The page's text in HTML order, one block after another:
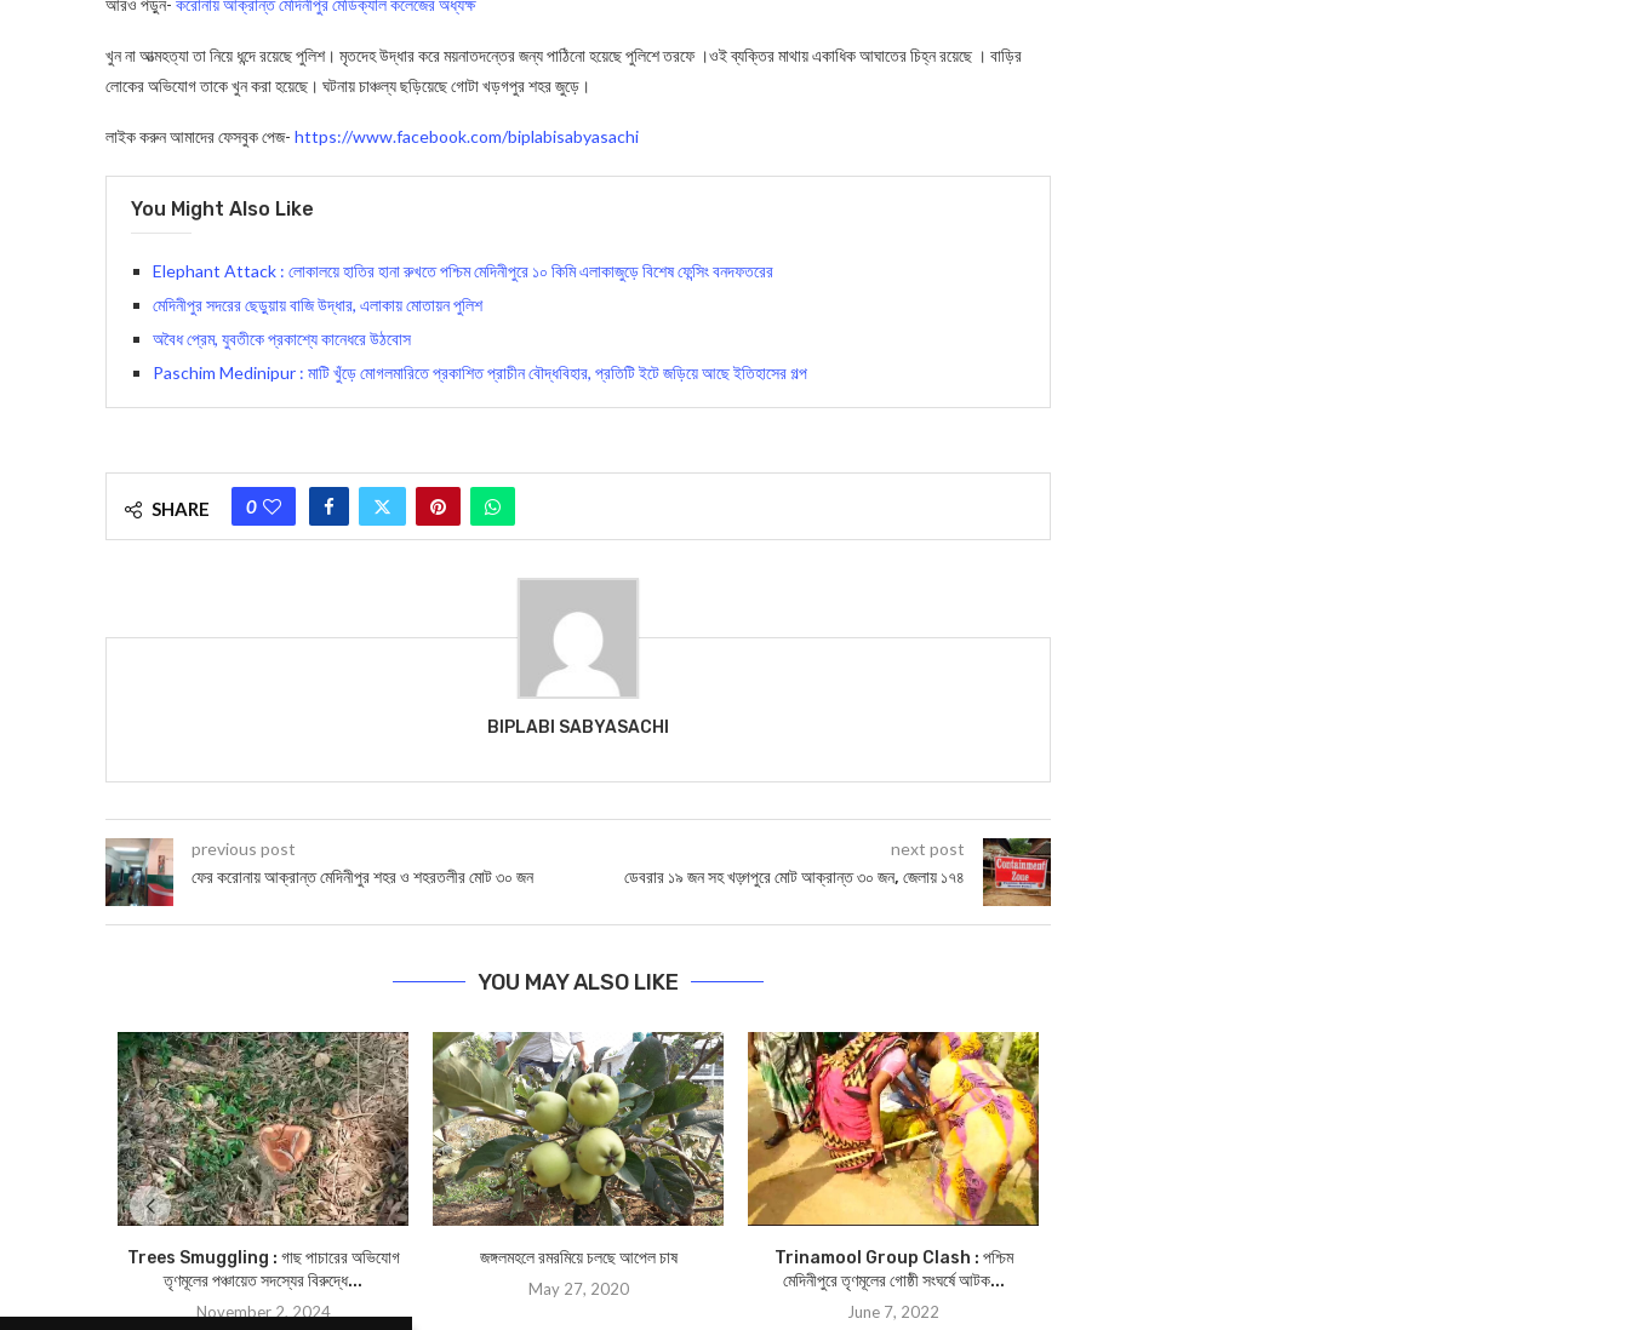
খুন না আত্মহত্যা তা নিয়ে ধন্দে রয়েছে পুলিশ। মৃতদেহ উদ্ধার করে ময়নাতদন্তের জন্য পাঠিনো হয়েছে পুলিশে তরফে ।ওই ব্যক্তির মাথায় একাধিক আঘাতের চিহ্ন রয়েছে । বাড়ির
লোকের অভিযোগ তাকে খুন করা হয়েছে। ঘটনায় চাঞ্চল্য ছড়িয়েছে গোটা খড়গপুর শহর জুড়ে।
লাইক করুন আমাদের ফেসবুক পেজ- https://www.facebook.com/biplabisabyasachi
You Might Also Like
Elephant Attack : লোকালয়ে হাতির হানা রুখতে পশ্চিম মেদিনীপুরে ১০ কিমি এলাকাজুড়ে বিশেষ ফেন্সিং বনদফতরের
মেদিনীপুর সদরের ছেড়ুয়ায় বাজি উদ্ধার, এলাকায় মোতায়ন পুলিশ
অবৈধ প্রেম, যুবতীকে প্রকাশ্যে কানেধরে উঠবোস
Paschim Medinipur : মাটি খুঁড়ে মোগলমারিতে প্রকাশিত প্রাচীন বৌদ্ধবিহার, প্রতিটি ইটে জড়িয়ে আছে ইতিহাসের গল্প
SHARE 0
BIPLABI SABYASACHI
previous post
ফের করোনায় আক্রান্ত মেদিনীপুর শহর ও শহরতলীর মোট ৩০ জন
next post
ডেবরার ১৯ জন সহ খড়্গপুরে মোট আক্রান্ত ৩০ জন, জেলায় ১৭৪
YOU MAY ALSO LIKE
Trees Smuggling : গাছ পাচারের অভিযোগ
তৃণমূলের পঞ্চায়েত সদস্যের বিরুদ্ধে...
November 2, 2024
জঙ্গলমহলে রমরমিয়ে চলছে আপেল চাষ
May 27, 2020
Trinamool Group Clash : পশ্চিম
মেদিনীপুরে তৃণমূলের গোষ্ঠী সংঘর্ষে আটক...
June 7, 2022